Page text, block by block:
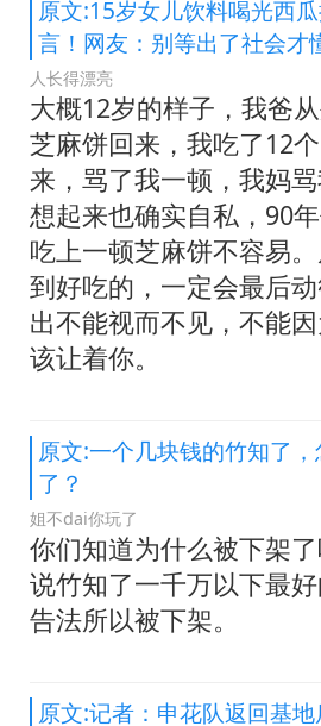
原文:15岁女儿饮料喝光西
言！网友：别等出了社会才
人长得漂亮
大概12岁的样子，我爸
芝麻饼回来，我吃了12
来，骂了我一顿，我妈
想起来也确实自私，90
吃上一顿芝麻饼不容易
到好吃的，一定会最后
出不能视而不见，不能
该让着你。
原文:一个几块钱的竹知了
了？
姐不dai你玩了
你们知道为什么被下架
说竹知了一千万以下最
告法所以被下架。
原文:记者：申花队返回基